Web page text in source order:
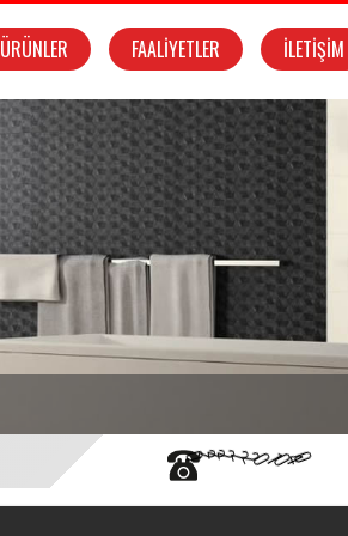
ÜRÜNLER FAALİYETLER İLETİŞİM